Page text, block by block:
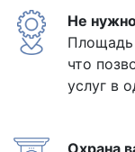
Не
Площадь
что
услуг в
Охрана